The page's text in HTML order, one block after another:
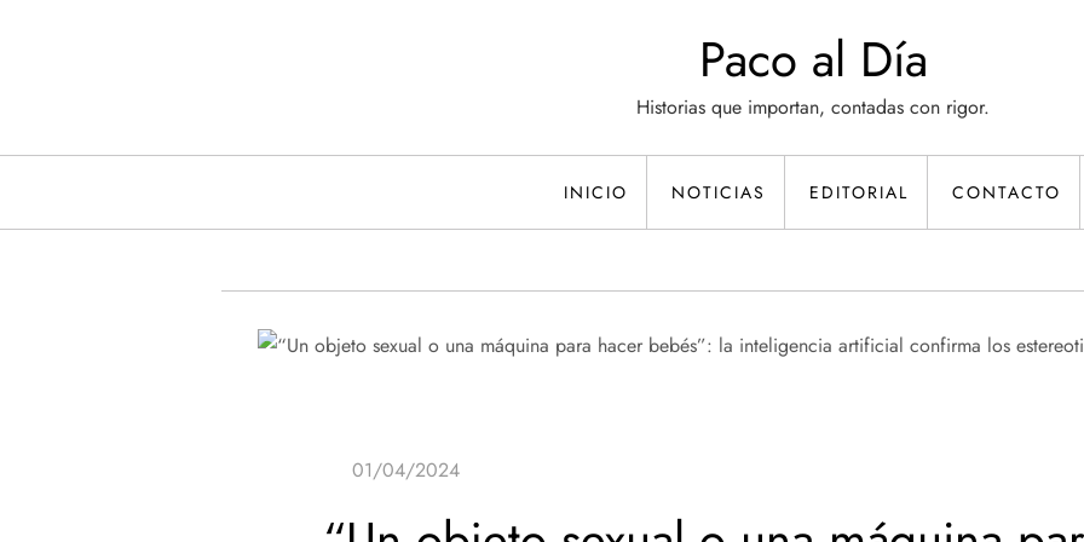
Paco al Día
Historias que importan, contadas con rigor.
INICIO NOTICIAS EDITORIAL CONTACTO